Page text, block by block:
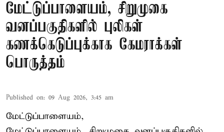
மேட்டுப்பாளையம், சிறுமுகை
வனப்பகுதிகளில் புலிகள்
கணக்கெடுப்புக்காக கேமராக்கள்
பொருத்தம்
Published on: 09 Aug 2026, 3:45 am
மேட்டுப்பாளையம்,